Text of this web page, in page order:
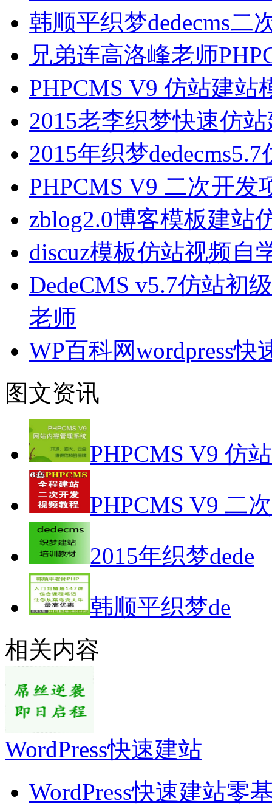
韩顺平织梦dedecms二
兄弟连高洛峰老师
PHPCMS V9 仿站建
2015老李织梦快速仿
2015年织梦
PHPCMS V9 二次开
zblog2.0博客模板建站
discuz模板仿站视频自
DedeCMS v5.7仿站初
老师
WP百科网wordpress
图文资讯
PHPCMS V9 仿
PHPCMS V9 二
2015年织梦dede
韩顺平织梦de
相关内容
WordPress快速建站
WordPress快速建站零